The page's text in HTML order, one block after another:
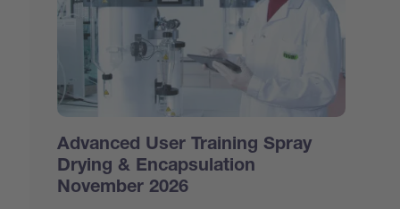
Advanced User Training Spray
Drying & Encapsulation
November 2026